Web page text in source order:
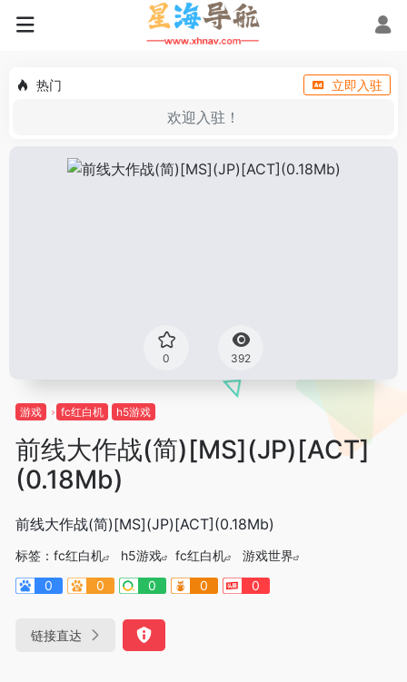
热门 立即入驻
欢迎入驻！
0 392
游戏 fc红白机 h5游戏
前线大作战(简)[MS](JP)[ACT]
(0.18Mb)
前线大作战(简)[MS](JP)[ACT](0.18Mb)
标签： fc红白机 h5游戏 fc红白机
游戏世界
0
0 0 0 0
链接直达